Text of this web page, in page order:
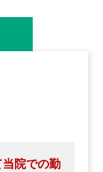
院での勤